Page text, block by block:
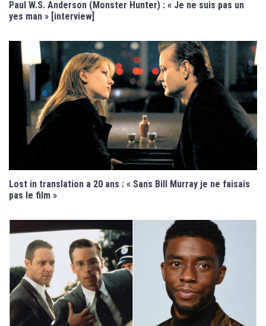
Paul W.S. Anderson (Monster Hunter) : « Je ne suis pas un
yes man » [interview]
Lost in translation a 20 ans : « Sans Bill Murray je ne faisais
pas le film »